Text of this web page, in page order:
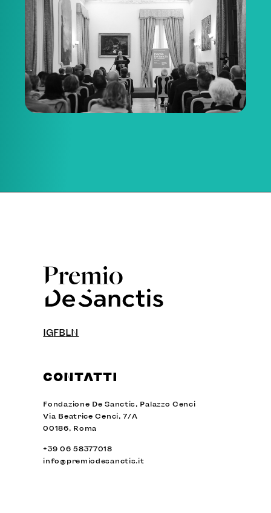
IGFBLN
CONTATTI
Fondazione De Sanctis, Palazzo Cenci
Via Beatrice Cenci, 7/A
00186, Roma
+39 06 58377018
info@premiodesanctis.it